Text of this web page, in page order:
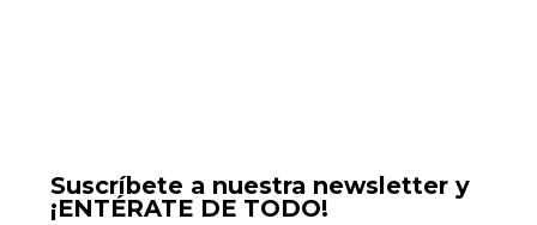
Suscríbete a nuestra newsletter y
¡ENTÉRATE DE TODO!